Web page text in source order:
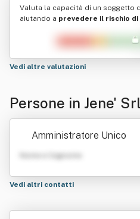
Valuta la capacità di un soggetto
aiutando a prevedere il rischio di
Vedi altre valutazioni
Persone in Jene'
Amministratore Unico
Nome e Cognome
Vedi altri contatti